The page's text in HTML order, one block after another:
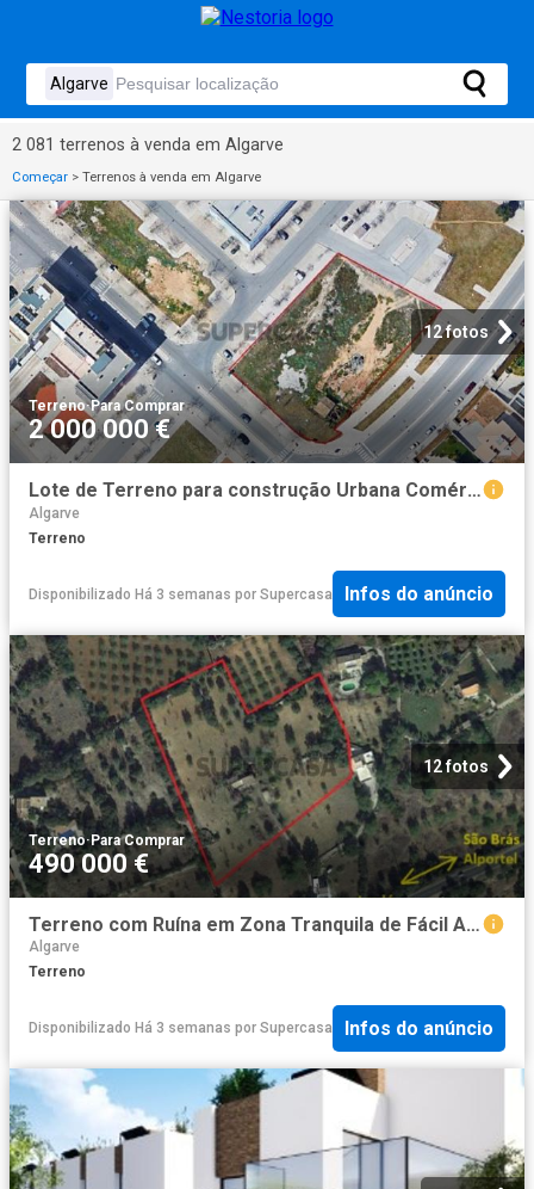
2 081 terrenos à venda em Algarve
Começar > Terrenos à venda em Algarve
12 fotos
Terreno·Para Comprar
2 000 000 €
Lote de Terreno para construção Urbana Comércio / Serviços Lote 30
Algarve
Terreno
Disponibilizado Há 3 semanas por Supercasa Infos do anúncio
12 fotos
Terreno·Para Comprar
490 000 €
Terreno com Ruína em Zona Tranquila de Fácil Acesso
Algarve
Terreno
Disponibilizado Há 3 semanas por Supercasa Infos do anúncio